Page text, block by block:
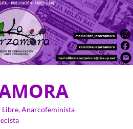
Anarcofeminista